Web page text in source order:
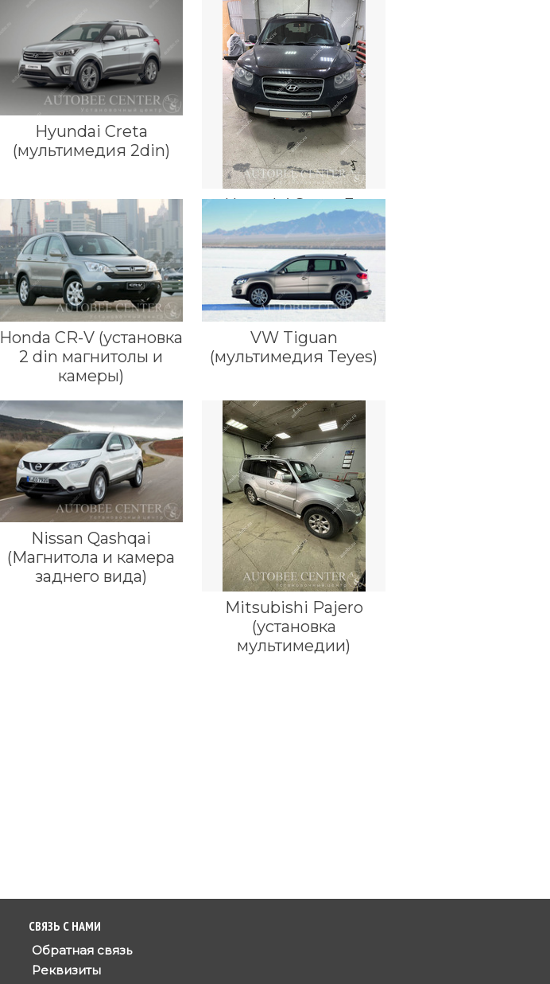
Hyundai Creta
(мультимедия 2din)
Hyundai Santa Fe
(установка магнитолы)
Honda CR-V (установка
2 din магнитолы и
камеры)
VW Tiguan
(мультимедия Teyes)
Nissan Qashqai
(Магнитола и камера
заднего вида)
Mitsubishi Pajero
(установка
мультимедии)
СВЯЗЬ С НАМИ
Обратная связь
Реквизиты